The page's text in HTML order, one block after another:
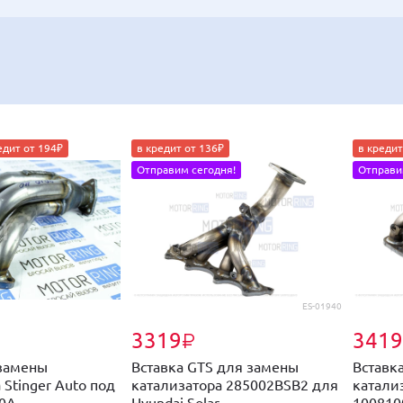
от 194₽
Stinger Auto под
ES-01940
3319₽
в кредит от 136₽
Отправим сегодня!
Вставка GTS для замены
катализатора 285002BSB2 для
3419
в